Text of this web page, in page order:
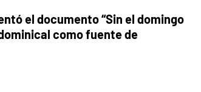
el documento “Sin el domingo
como fuente de